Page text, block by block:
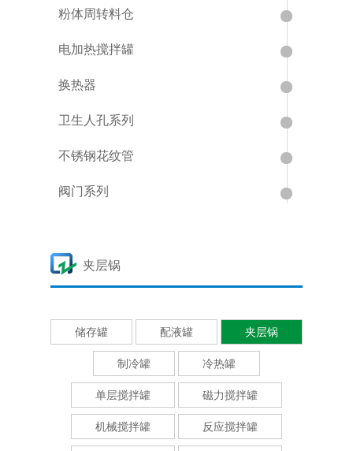
粉体周转料仓
电加热搅拌罐
换热器
卫生人孔系列
不锈钢花纹管
阀门系列
夹层锅
储存罐 配液罐 夹层锅
制冷罐 冷热罐
单层搅拌罐 磁力搅拌罐
机械搅拌罐 反应搅拌罐